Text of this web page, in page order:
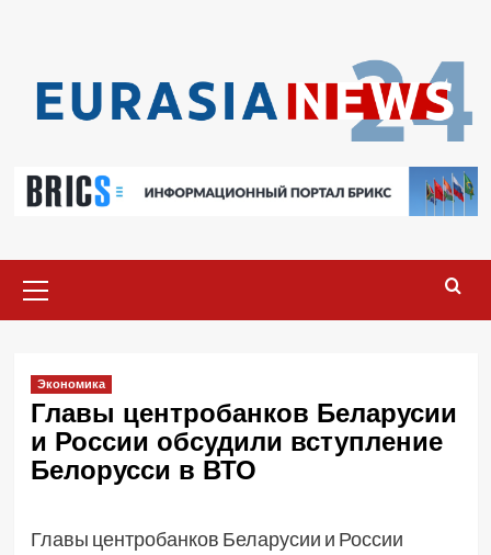
меню
Экономика
Главы центробанков Беларусии
и России обсудили вступление
Белорусси в ВТО
Главы центробанков Беларусии и России